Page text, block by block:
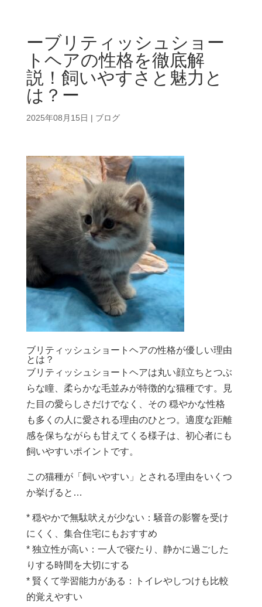
ーブリティッシュショー
トヘアの性格を徹底解
説！飼いやすさと魅力と
は？ー
2025年08月15日 | ブログ
ブリティッシュショートヘアの性格が優しい理由
とは？
ブリティッシュショートヘアは丸い顔立ちとつぶ
らな瞳、柔らかな毛並みが特徴的な猫種です。見
た目の愛らしさだけでなく、その 穏やかな性格
も多くの人に愛される理由のひとつ。適度な距離
感を保ちながらも甘えてくる様子は、初心者にも
飼いやすいポイントです。
この猫種が「飼いやすい」とされる理由をいくつ
か挙げると…
* 穏やかで無駄吠えが少ない：騒音の影響を受け
にくく、集合住宅にもおすすめ
* 独立性が高い：一人で寝たり、静かに過ごした
りする時間を大切にする
* 賢くて学習能力がある：トイレやしつけも比較
的覚えやすい